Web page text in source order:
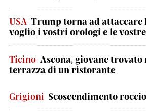
USA Trump torna ad attaccare
voglio i vostri orologi e le
Ticino Ascona, giovane
terrazza di un ristorante
Grigioni Scoscendimento